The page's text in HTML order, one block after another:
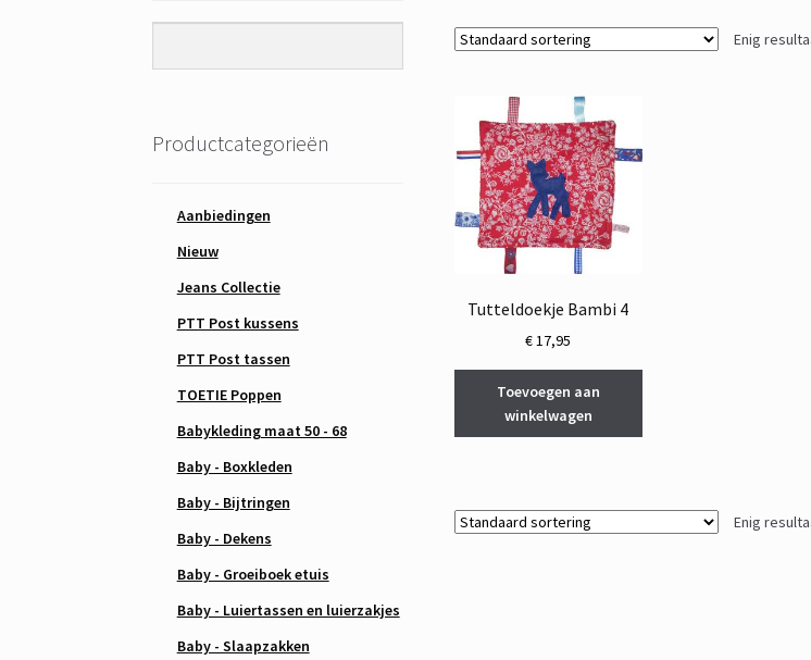
Enig
Tutteldoekje Bambi 4
€17,95
Toevoegen aan
winkelwagen
Enig
Productcategorieën
Aanbiedingen
Nieuw
Jeans Collectie
PTT Post kussens
PTT Post tassen
TOETIE Poppen
Babykleding maat 50 - 68
Baby - Boxkleden
Baby - Bijtringen
Baby - Dekens
Baby - Groeiboek etuis
Baby - Luiertassen en luierzakjes
Baby - Slaapzakken